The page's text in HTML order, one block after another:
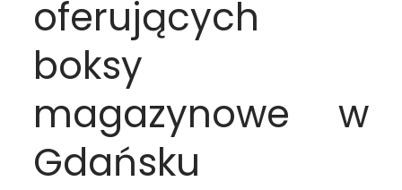
oferujących
boksy
magazynowe w
Gdańsku